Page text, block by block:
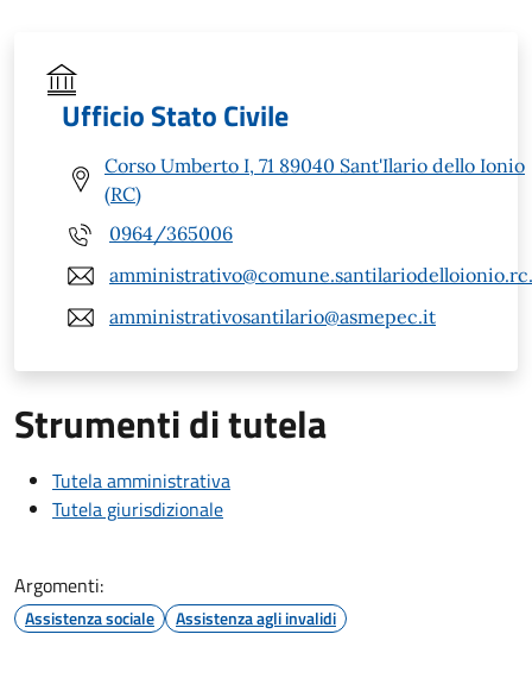
Ufficio Stato Civile
Corso Umberto I, 71 89040 Sant'Ilario dello Ionio
(RC)
0964/365006
amministrativosantilario@asmepec.it
Strumenti di tutela
Tutela amministrativa
Tutela giurisdizionale
Argomenti:
Assistenza sociale Assistenza agli invalidi